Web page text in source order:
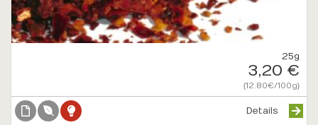
25g
3,20 €
{12.80€/100g}
Details